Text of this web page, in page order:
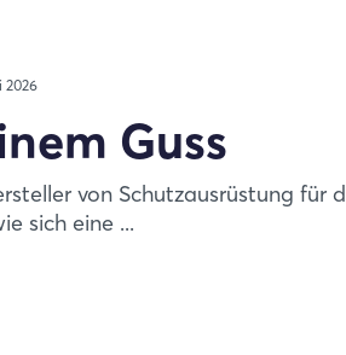
2026
Guss
von Schutzausrüstung für
sich eine ...